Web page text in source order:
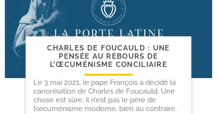
CHARLES DE FOUCAULD : UNE
PENSÉE AU REBOURS DE
L’ŒCUMÉNISME CONCILIAIRE
Le 3 mai 2021, le pape François a décidé la
canonisation de Charles de Foucauld. Une
chose est sûre, il n’est pas le père de
l’œcuménisme moderne, bien au contraire.